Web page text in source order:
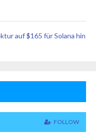
auf $165 für Solana hin
FOLLOW